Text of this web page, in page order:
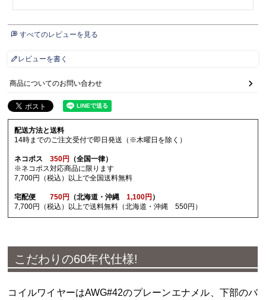
すべてのレビューを見る
レビューを書く
商品についてのお問い合わせ
配送方法と送料
14時までのご注文受付で即日発送（※木曜日を除く）
ネコポス350円
（全国一律）
※ネコポス対応商品に限ります
7,700円（税込）以上で全国送料無料
宅配便750円 （北海道・沖縄1,100円 ）
7,700円（税込）以上で送料無料（北海道・沖縄 550円）
こだわりの60年代仕様!
コイルワイヤーはAWG#42のプレーンエナメル、下部のバ